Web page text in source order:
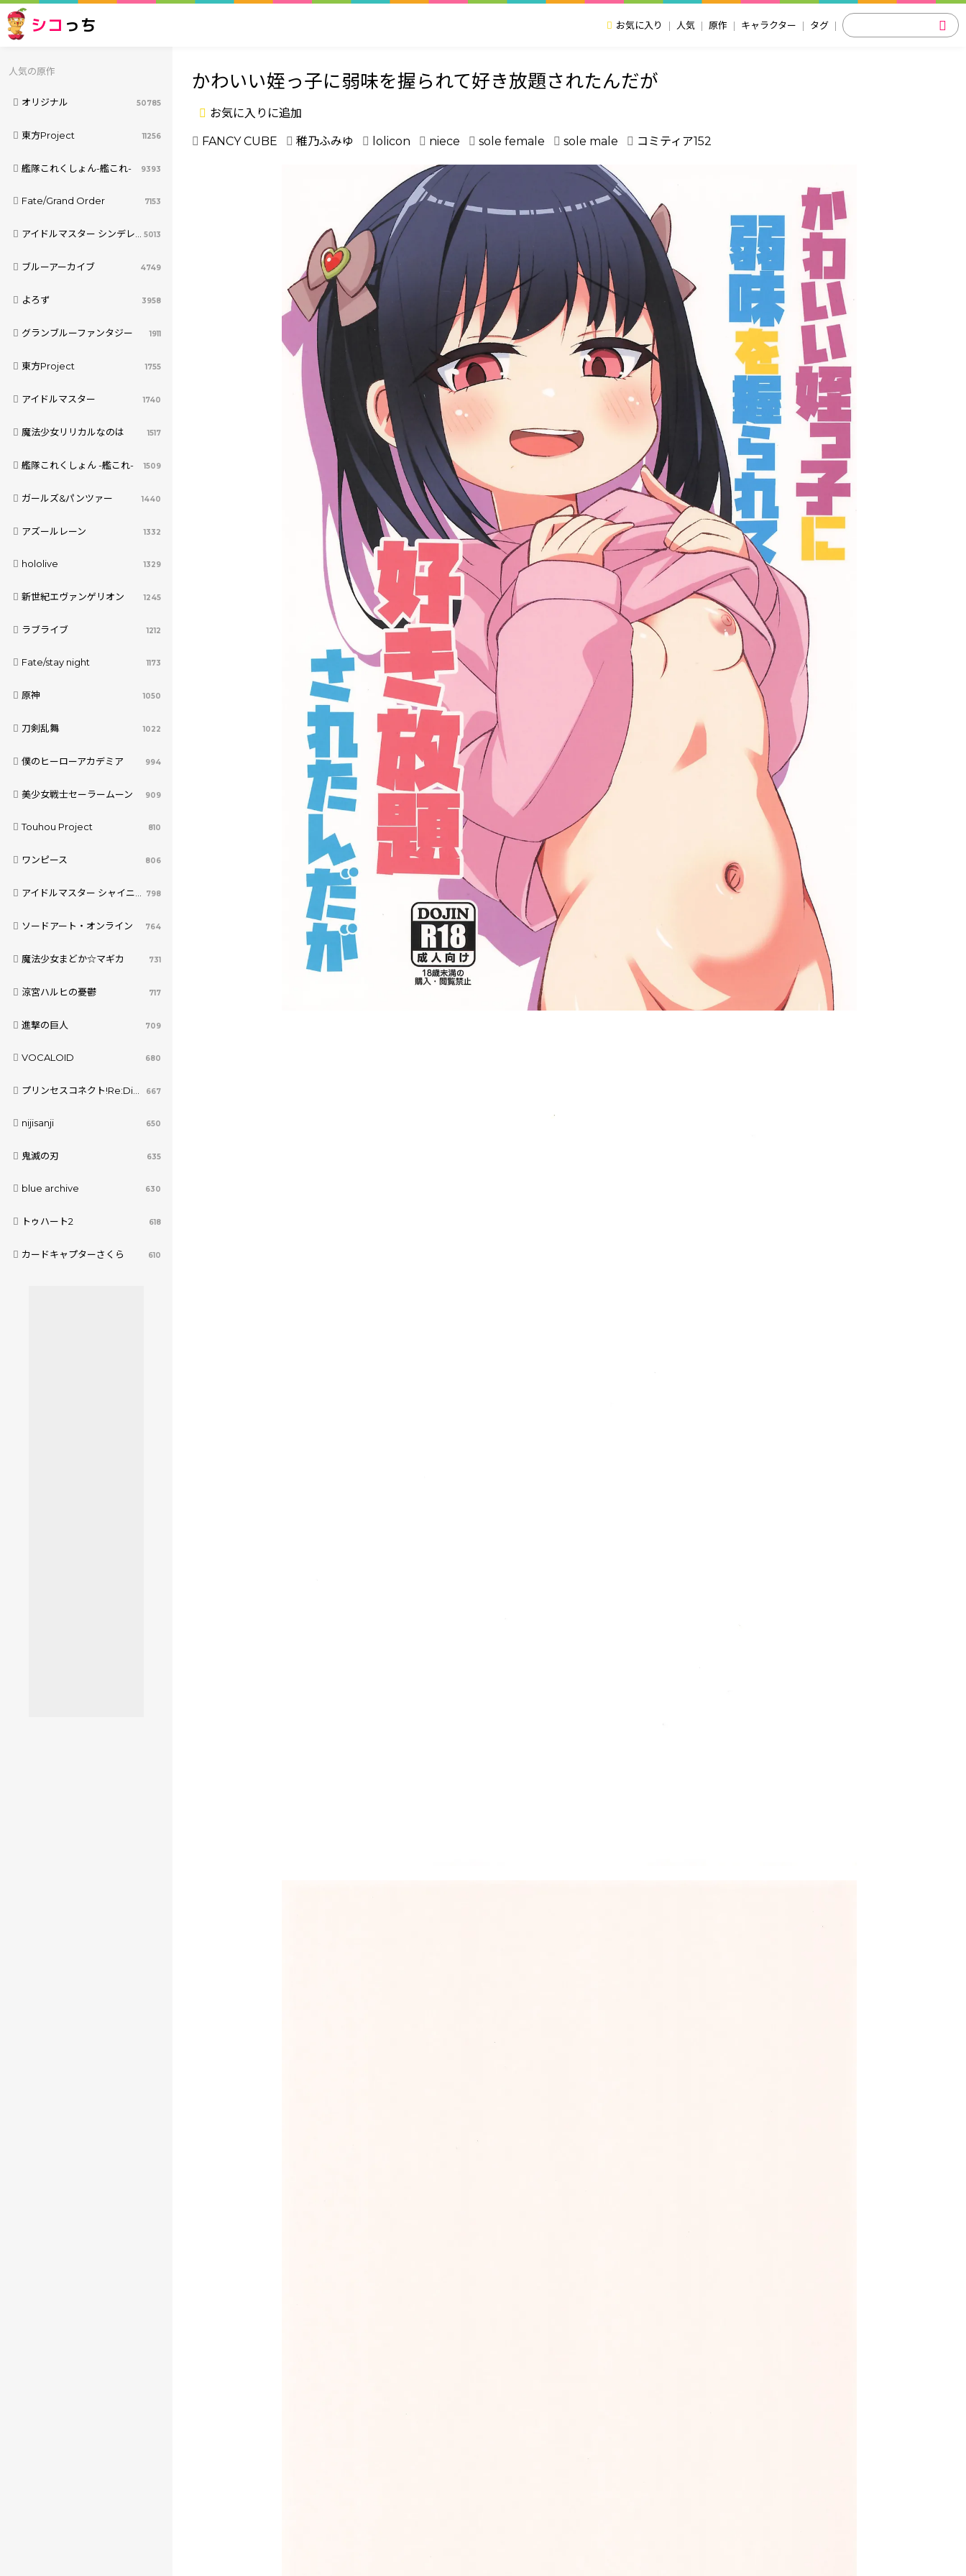
シコ っち お気に入り 人気 原作 キャラクター タグ
人気の原作
オリジナル 50785
東方Project 11256
艦隊これくしょん-艦これ- 9393
Fate/Grand Order 7153
アイドルマスター シンデレラガールズ 5013
ブルーアーカイブ 4749
よろず 3958
グランブルーファンタジー 1911
東方Project 1755
アイドルマスター 1740
魔法少女リリカルなのは 1517
艦隊これくしょん -艦これ- 1509
ガールズ&パンツァー 1440
アズールレーン 1332
hololive 1329
新世紀エヴァンゲリオン 1245
ラブライブ 1212
Fate/stay night 1173
原神 1050
刀剣乱舞 1022
僕のヒーローアカデミア 994
美少女戦士セーラームーン 909
Touhou Project 810
ワンピース 806
アイドルマスター シャイニーカラーズ 798
ソードアート・オンライン 764
魔法少女まどか☆マギカ 731
涼宮ハルヒの憂鬱 717
進撃の巨人 709
VOCALOID 680
プリンセスコネクト!Re:Dive 667
nijisanji 650
鬼滅の刃 635
blue archive 630
トゥハート2 618
カードキャプターさくら 610
かわいい姪っ子に弱味を握られて好き放題されたんだが
お気に入りに追加
FANCY CUBE 稚乃ふみゆ lolicon niece sole female sole male コミティア152